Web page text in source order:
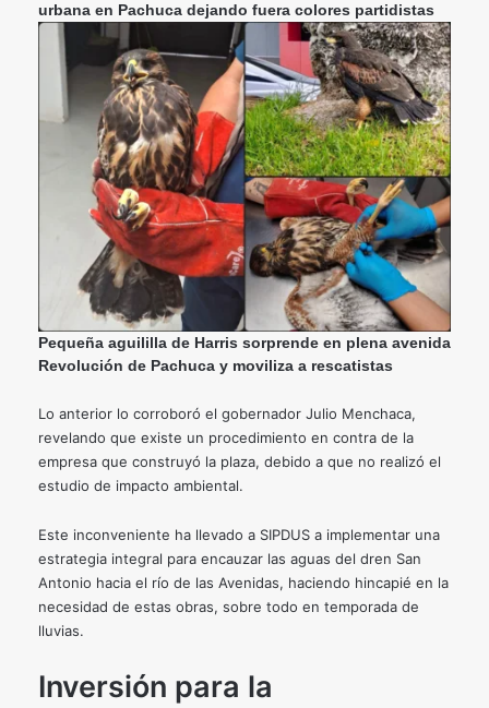
urbana en Pachuca dejando fuera colores partidistas
Pequeña aguililla de Harris sorprende en plena avenida
Revolución de Pachuca y moviliza a rescatistas
Lo anterior lo corroboró el gobernador Julio Menchaca,
revelando que existe un procedimiento en contra de la
empresa que construyó la plaza, debido a que no realizó el
estudio de impacto ambiental.
Este inconveniente ha llevado a SIPDUS a implementar una
estrategia integral para encauzar las aguas del dren San
Antonio hacia el río de las Avenidas, haciendo hincapié en la
necesidad de estas obras, sobre todo en temporada de
lluvias.
Inversión para la